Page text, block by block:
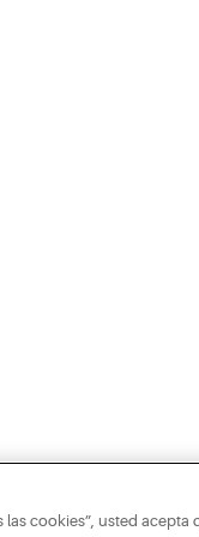
las cookies”, usted